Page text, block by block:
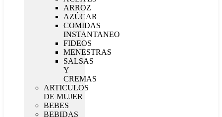
ARROZ
AZÚCAR
COMIDAS
INSTANTANEO
FIDEOS
MENESTRAS
SALSAS
Y
CREMAS
ARTICULOS
DE MUJER
BEBES
BEBIDAS